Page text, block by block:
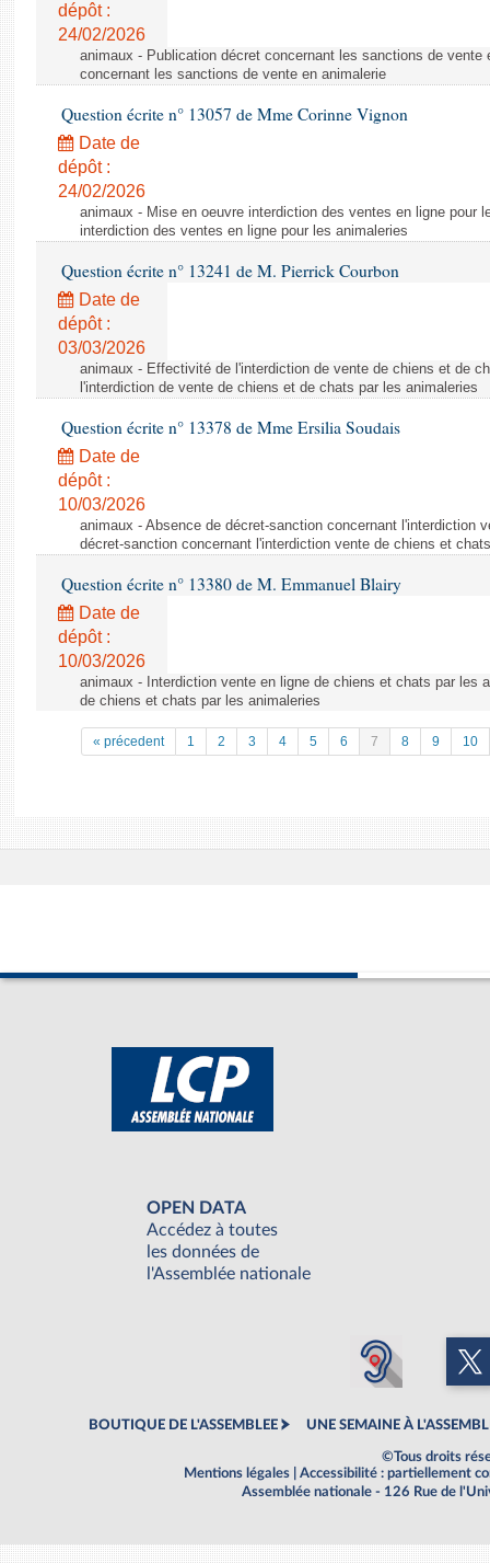
dépôt :
24/02/2026
animaux - Publication décret concernant les sanctions de vente
concernant les sanctions de vente en animalerie
Question écrite n° 13057 de Mme Corinne Vignon
Date de
dépôt :
24/02/2026
animaux - Mise en oeuvre interdiction des ventes en ligne pour
interdiction des ventes en ligne pour les animaleries
Question écrite n° 13241 de M. Pierrick Courbon
Date de
dépôt :
03/03/2026
animaux - Effectivité de l'interdiction de vente de chiens et de
l'interdiction de vente de chiens et de chats par les animaleries
Question écrite n° 13378 de Mme Ersilia Soudais
Date de
dépôt :
10/03/2026
animaux - Absence de décret-sanction concernant l'interdiction
décret-sanction concernant l'interdiction vente de chiens et chats
Question écrite n° 13380 de M. Emmanuel Blairy
Date de
dépôt :
10/03/2026
animaux - Interdiction vente en ligne de chiens et chats par les
de chiens et chats par les animaleries
« précedent 1 2 3 4 5 6 7 8 9 10
OPEN DATA
Accédez à toutes
les données de
l'Assemblée nationale
BOUTIQUE DE L'ASSEMBLEE UNE SEMAINE À
©Tous droits
Mentions légales
Accessibilité : partiellement
Assemblée nationale - 126 Rue de